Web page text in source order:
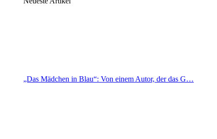
„Das Mädchen in Blau“: Von einem Autor, der das G…